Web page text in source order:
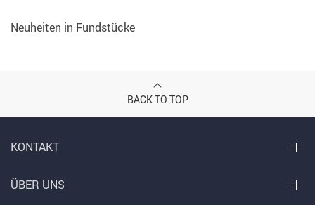
Neuheiten in Fundstücke
BACK TO TOP
KONTAKT
ÜBER UNS